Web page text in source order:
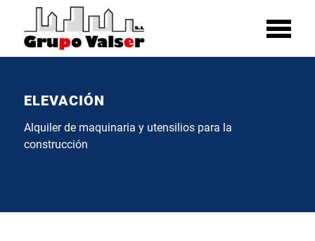
ELEVACIÓN
Alquiler de maquinaria y utensilios para la
construcción